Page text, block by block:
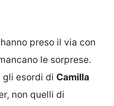
hanno preso il via con
le sorprese.
gli esordi di Camilla
non quelli di